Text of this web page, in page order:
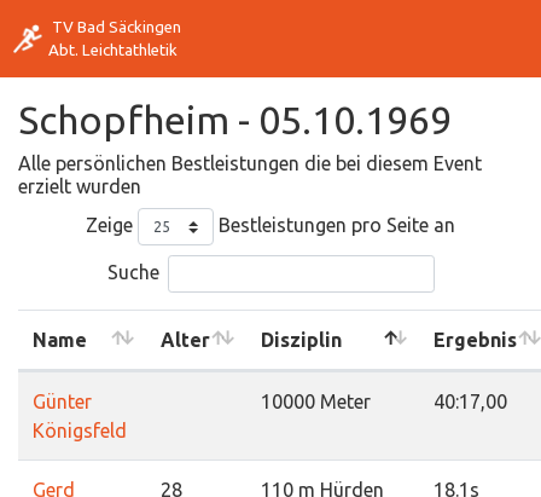
TV Bad Säckingen
Abt. Leichtathletik
Schopfheim - 05.10.1969
Alle persönlichen Bestleistungen die bei diesem Event
erzielt wurden
Zeige
Bestleistungen pro Seite an
Suche
Name Alter Disziplin Ergebnis
Günter
Königsfeld
10000 Meter 40:17,00
Gerd
28 110 m Hürden 18.1s